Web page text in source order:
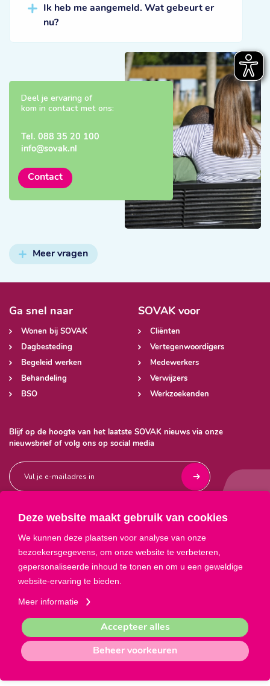
Deze website maakt gebruik van cookies
We kunnen deze plaatsen voor analyse van onze
bezoekersgegevens, om onze website te verbeteren,
gepersonaliseerde inhoud te tonen en om u een geweldige
website-ervaring te bieden.
Meer informatie
Beheer voorkeuren
Accepteer alles
Ik heb me aangemeld. Wat gebeurt er
nu?
Deel je ervaring of
kom in contact met ons:
Tel. 088 35 20 100
info@sovak.nl
Contact
Meer vragen
Blijf op de hoogte van het laatste SOVAK nieuws via onze
nieuwsbrief of volg ons op social media
  
Ga snel naar
Wonen bij SOVAK
Dagbesteding
Begeleid werken
Behandeling
BSO
SOVAK voor
Cliënten
Vertegenwoordigers
Medewerkers
Verwijzers
Werkzoekenden
Privacyverklaring
Bel met ons: 088 - 35 20 100